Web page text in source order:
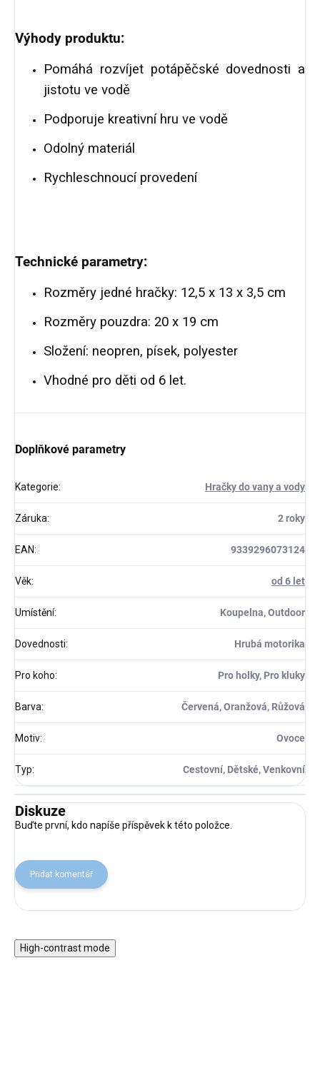
Výhody produktu:
Pomáhá rozvíjet potápěčské dovednosti a
jistotu ve vodě
Podporuje kreativní hru ve vodě
Odolný materiál
Rychleschnoucí provedení
Technické parametry:
Rozměry jedné hračky: 12,5 x 13 x 3,5 cm
Rozměry pouzdra: 20 x 19 cm
Složení: neopren, písek, polyester
Vhodné pro děti od 6 let.
Doplňkové parametry
Kategorie: Hračky do vany a vody
Záruka: 2 roky
EAN: 9339296073124
Věk: od 6 let
Umístění: Koupelna, Outdoor
Dovednosti: Hrubá motorika
Pro koho: Pro holky, Pro kluky
Barva: Červená, Oranžová, Růžová
Motiv: Ovoce
Typ: Cestovní, Dětské, Venkovní
Diskuze
Buďte první, kdo napíše příspěvek k této položce.
Přidat komentář
High-contrast mode